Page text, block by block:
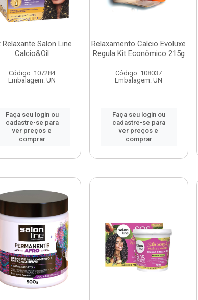
Relaxante Salon Line
Calcio&Oil
Código: 107284
Embalagem: UN
Faça seu login ou
cadastre-se para
ver preços e
comprar
Relaxamento Calcio Evoluxe
Regula Kit Econômico 215g
Código: 108037
Embalagem: UN
Faça seu login ou
cadastre-se para
ver preços e
comprar